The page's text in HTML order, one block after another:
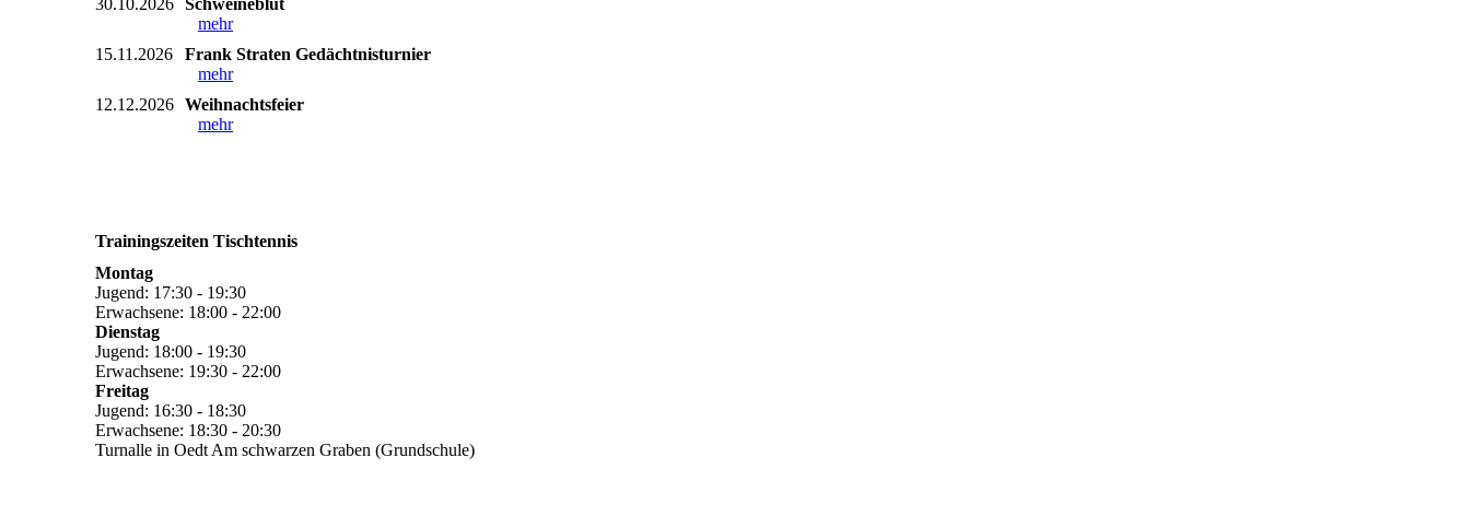
30.10.2026 Schweineblut
mehr
15.11.2026
Frank Straten Gedächtnisturnier
mehr
12.12.2026 Weihnachtsfeier
mehr
Trainingszeiten Tischtennis
Montag
Jugend: 17:30 - 19:30
Erwachsene: 18:00 - 22:00
Dienstag
Jugend: 18:00 - 19:30
Erwachsene: 19:30 - 22:00
Freitag
Jugend: 16:30 - 18:30
Erwachsene: 18:30 - 20:30
Turnalle in Oedt Am schwarzen Graben (Grundschule)